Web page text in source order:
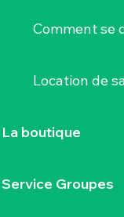
Comment se
Location de
La boutique
Service Groupes